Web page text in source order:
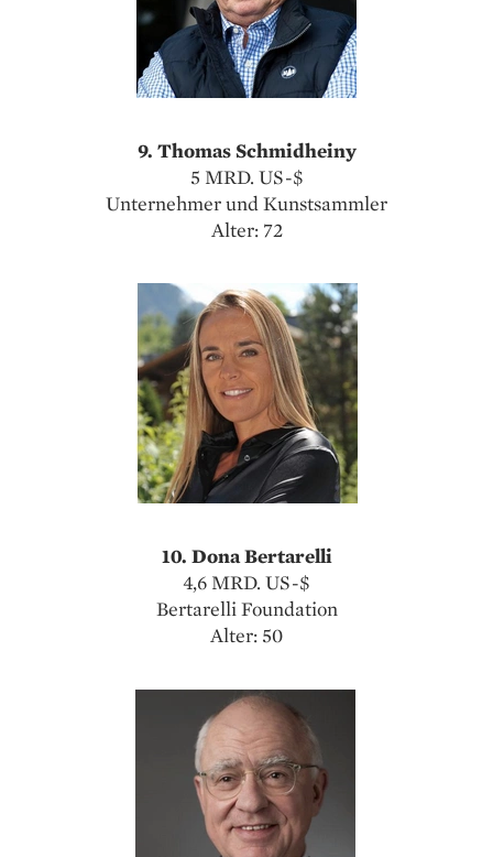
9. Thomas Schmidheiny
5 MRD. US-$
Unternehmer und Kunstsammler
Alter: 72
10. Dona Bertarelli
4,6 MRD. US-$
Bertarelli Foundation
Alter: 50